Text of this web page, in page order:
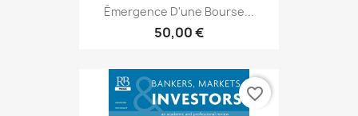
Émergence D'une Bourse...
50,00 €
favorite_border